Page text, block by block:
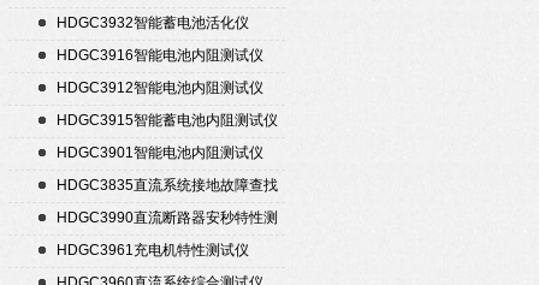
HDGC3932智能蓄电池活化仪
HDGC3916智能电池内阻测试仪
HDGC3912智能电池内阻测试仪
HDGC3915智能蓄电池内阻测试仪
HDGC3901智能电池内阻测试仪
HDGC3835直流系统接地故障查找
仪
HDGC3990直流断路器安秒特性测
试仪
HDGC3961充电机特性测试仪